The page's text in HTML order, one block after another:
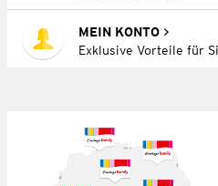
MEIN KONTO
Exklusive Vorteile für